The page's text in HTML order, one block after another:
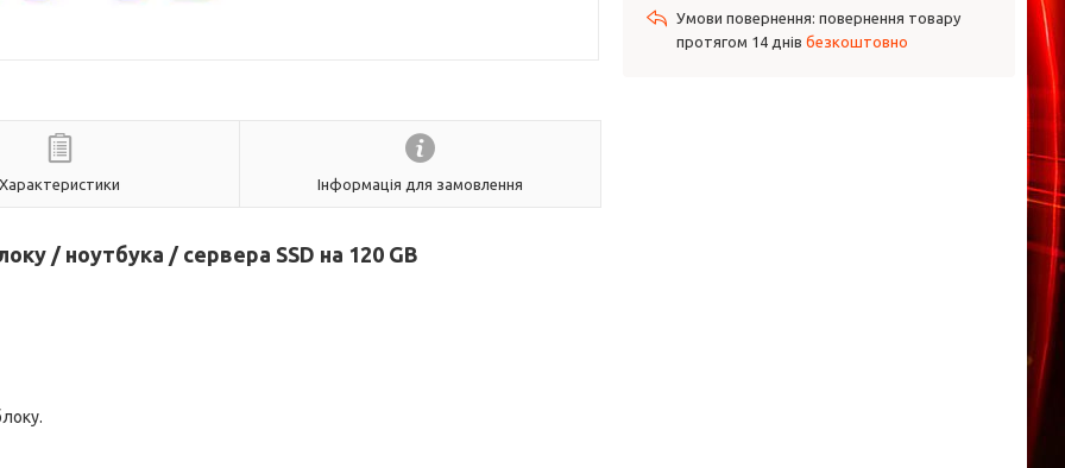
Характеристики Інформація для замовлення
/ ноутбука / сервера SSD на 120 GB
повернення товару
протягом 14 днів безкоштовно